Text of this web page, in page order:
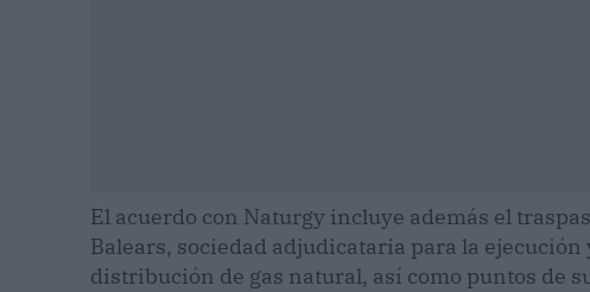
El acuerdo con Naturgy incluye además el
Balears, sociedad adjudicataria para la
distribución de gas natural, así como puntos de